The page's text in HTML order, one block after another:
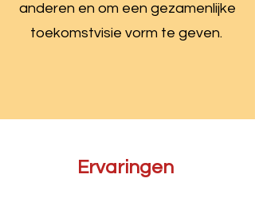
anderen en om een gezamenlijke
toekomstvisie vorm te geven.
Ervaringen